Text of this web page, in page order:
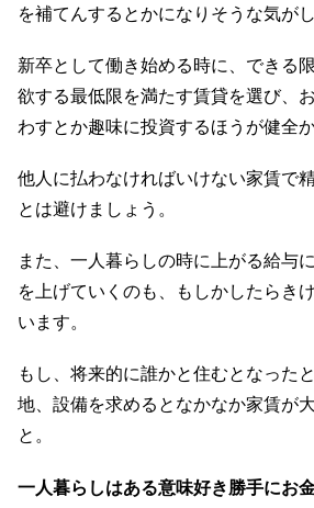
を補てんするとかになりそうな気がし
新卒として働き始める時に、できる
欲する最低限を満たす賃貸を選び、
わすとか趣味に投資するほうが健全
他人に払わなければいけない家賃で
とは避けましょう。
また、一人暮らしの時に上がる給与
を上げていくのも、もしかしたらき
います。
もし、将来的に誰かと住むとなった
地、設備を求めるとなかなか家賃が
と。
一人暮らしはある意味好き勝手にお